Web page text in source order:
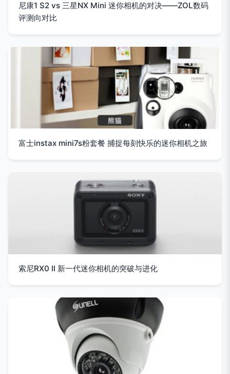
尼康1 S2 vs 三星NX Mini 迷你相机的对决——ZOL数码
评测向对比
富士instax mini7s粉套餐 捕捉每刻快乐的迷你相机之旅
索尼RX0 II 新一代迷你相机的突破与进化